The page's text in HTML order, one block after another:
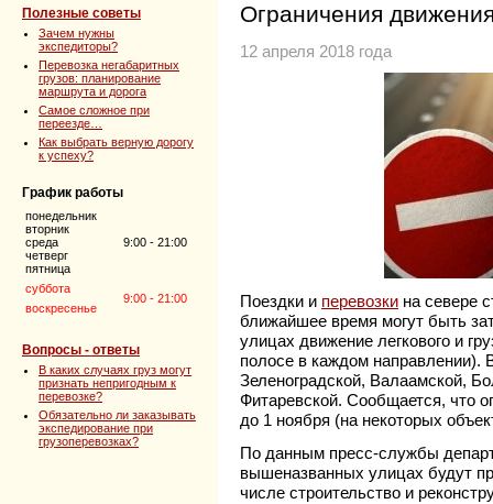
Полезные советы
Зачем нужны
экспедиторы?
Перевозка негабаритных
грузов: планирование
маршрута и дорога
Самое сложное при
переезде…
Как выбрать верную дорогу
к успеху?
График работы
понедельник
вторник
среда
четверг
пятница
9:00 - 21:00
суббота
9:00 - 21:00
воскресенье
Вопросы - ответы
В каких случаях груз могут
признать непригодным к
перевозке?
Обязательно ли заказывать
экспедирование при
грузоперевозках?
Ограничения
12 апреля 2018 года
Поездки и перевозки на севере
ближайшее время могут быть
улицах движение легкового и
полосе в каждом направлении).
Зеленоградской, Валаамской,
Фитаревской. Сообщается, что
до 1 ноября (на некоторых
По данным пресс-службы
вышеназванных улицах будут
числе строительство и